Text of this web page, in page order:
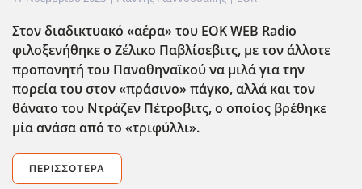
Στον διαδικτυακό «αέρα» του EOKWEB Radio
φιλοξενήθηκε ο Ζέλικο Παβλίσεβιτς, με τον άλλοτε
προπονητή του Παναθηναϊκού να μιλά για την
πορεία του στον «πράσινο» πάγκο, αλλά και τον
θάνατο του Ντράζεν Πέτροβιτς, ο οποίος βρέθηκε
μία ανάσα από το «τριφύλλι».
ΠΕΡΙΣΣΌΤΕΡΑ